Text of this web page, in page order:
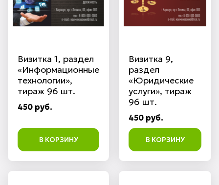
Визитка 1, раздел
«Информационные
технологии»,
тираж 96 шт.
450 руб.
В КОРЗИНУ
Визитка 9,
раздел
«Юридические
услуги», тираж
96 шт.
450 руб.
В КОРЗИНУ